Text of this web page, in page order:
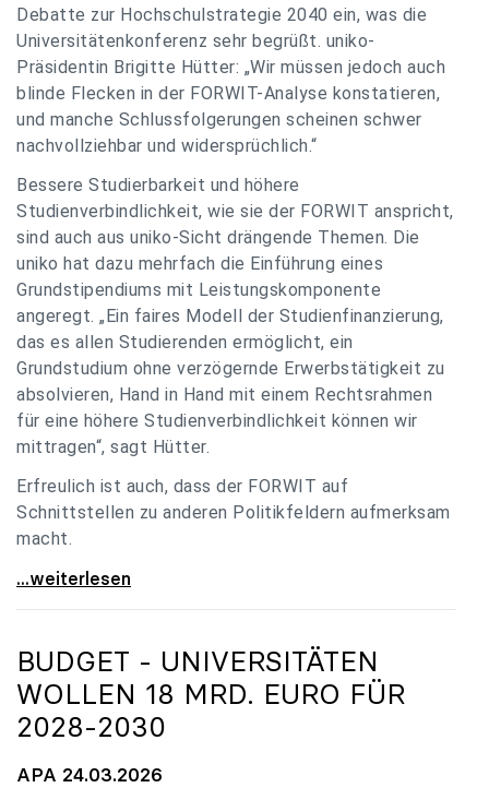
Debatte zur Hochschulstrategie 2040 ein, was die
Universitätenkonferenz sehr begrüßt. uniko-
Präsidentin Brigitte Hütter: „Wir müssen jedoch auch
blinde Flecken in der FORWIT-Analyse konstatieren,
und manche Schlussfolgerungen scheinen schwer
nachvollziehbar und widersprüchlich.“
Bessere Studierbarkeit und höhere
Studienverbindlichkeit, wie sie der FORWIT anspricht,
sind auch aus uniko-Sicht drängende Themen. Die
uniko hat dazu mehrfach die Einführung eines
Grundstipendiums mit Leistungskomponente
angeregt. „Ein faires Modell der Studienfinanzierung,
das es allen Studierenden ermöglicht, ein
Grundstudium ohne verzögernde Erwerbstätigkeit zu
absolvieren, Hand in Hand mit einem Rechtsrahmen
für eine höhere Studienverbindlichkeit können wir
mittragen“, sagt Hütter.
Erfreulich ist auch, dass der FORWIT auf
Schnittstellen zu anderen Politikfeldern aufmerksam
macht.
uniko zu FORWIT-Analyse: Wichtige Themen
...weiterlesen
BUDGET - UNIVERSITÄTEN
WOLLEN 18 MRD. EURO FÜR
2028-2030
APA 24.03.2026